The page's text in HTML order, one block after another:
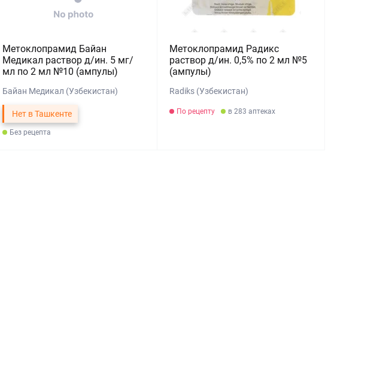
Метоклопрамид Байан
Медикал раствор д/ин. 5 мг/
мл по 2 мл №10 (ампулы)
Байан Медикал (Узбекистан)
Нет в Ташкенте
Без рецепта
Метоклопрамид Радикс
раствор д/ин. 0,5% по 2 мл №5
(ампулы)
Radiks (Узбекистан)
По рецепту в 283 аптеках